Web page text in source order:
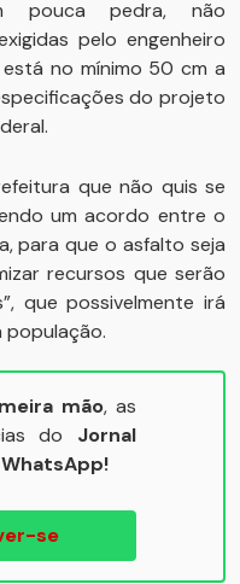
pouca pedra, não
pelo engenheiro
no mínimo 50 cm a
do projeto
que não quis se
um acordo entre o
para que o asfalto seja
recursos que serão
que possivelmente irá
população.
mão, as
do Jornal
WhatsApp!
se